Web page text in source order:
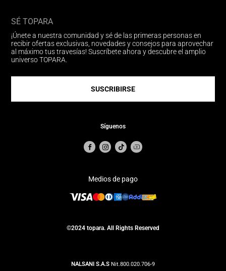
SÉ TOPARA
¡Únete a nuestra comunidad y sé de las primeras personas en
recibir ofertas exclusivas, novedades y consejos para aprovechar
al máximo tus travesías! Suscríbete ahora y descubre el amplio
universo TOPARA.
SUSCRIBIRSE
Síguenos
Medios de pago
©2024 topara. All Rights Reserved
NALSANI S.A.S Nit.800.020.706-9